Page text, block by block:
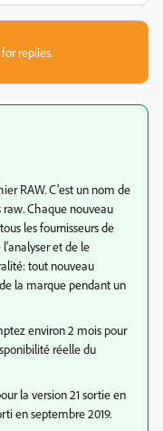
replies.
RAW. C'est un nom de
Chaque nouveau
les fournisseurs de
et de le
tout nouveau
la marque pendant un
environ 2 mois pour
réelle du
la version 21 sortie en
en septembre 2019.